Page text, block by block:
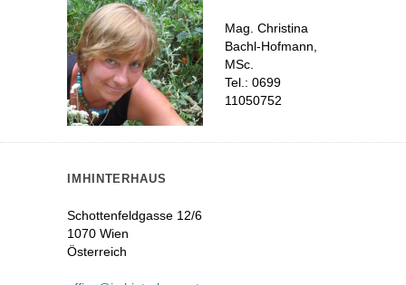
Mag. Christina
Bachl-Hofmann,
MSc.
Tel.: 0699
11050752
IMHINTERHAUS
Schottenfeldgasse 12/6
1070 Wien
Österreich